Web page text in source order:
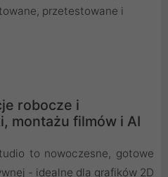
przetestowane i
robocze i
montażu filmów i AI
to nowoczesne, gotowe
- idealne dla grafików 2D